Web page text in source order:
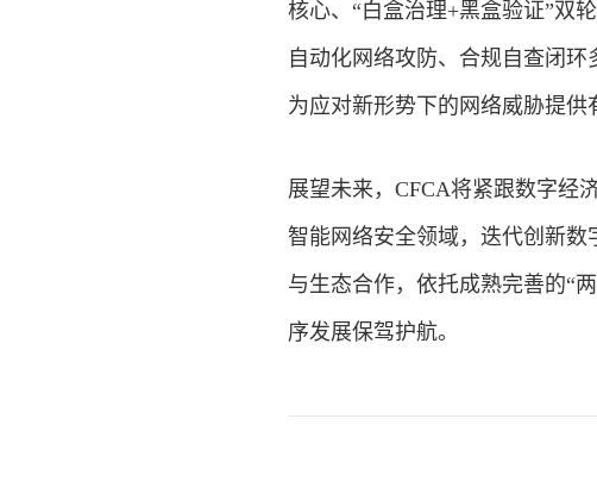
核心、“白盒治理+黑盒验证”双
自动化网络攻防、合规自查闭环
为应对新形势下的网络威胁提供
展望未来，CFCA将紧跟数字经
智能网络安全领域，迭代创新
与生态合作，依托成熟完善的“
序发展保驾护航。